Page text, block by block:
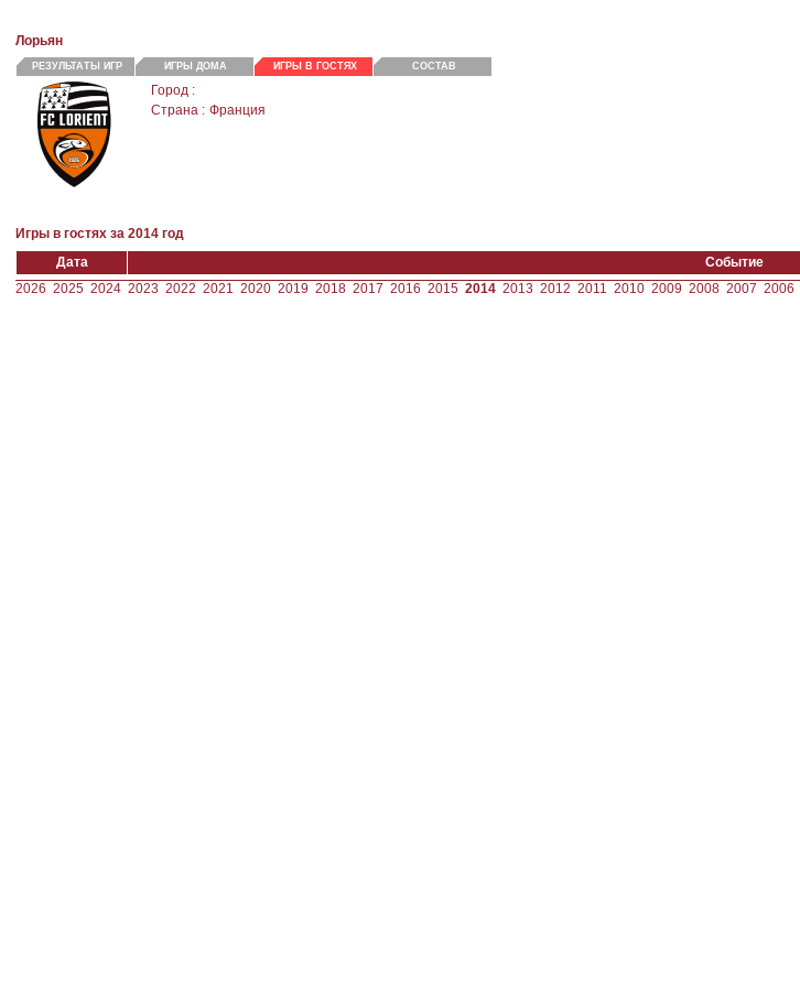
Лорьян
РЕЗУЛЬТАТЫ ИГР ИГРЫ ДОМА ИГРЫ В ГОСТЯХ СОСТАВ
Город :
Страна : Франция
Игры в гостях за 2014 год
Дата
Событие
2026 2025 2024 2023 2022 2021 2020 2019 2018 2017 2016 2015 2014 2013 2012 2011 2010 2009 2008 2007 2006